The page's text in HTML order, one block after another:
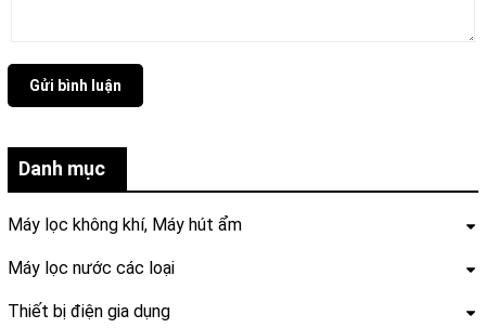
Danh mục
Máy lọc không khí, Máy hút ẩm
Máy lọc nước các loại
Thiết bị điện gia dụng
Gửi bình luận